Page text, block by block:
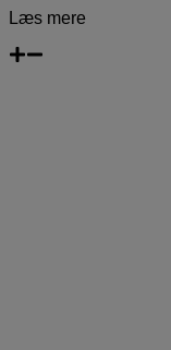
Læs mere